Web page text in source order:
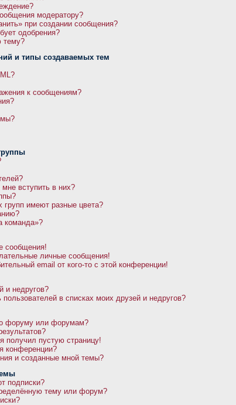
модератору?
при создании сообщения?
одобрения?
тему?
и типы создаваемых тем
к сообщениям?
мне вступить в них?
групп имеют разные цвета?
команда»?
сообщения!
личные сообщения!
email от кого-то с этой конференции!
и недругов?
в списках моих друзей и недругов?
форуму или форумам?
получил пустую страницу!
конференции?
и созданные мной темы?
подписки?
тему или форум?